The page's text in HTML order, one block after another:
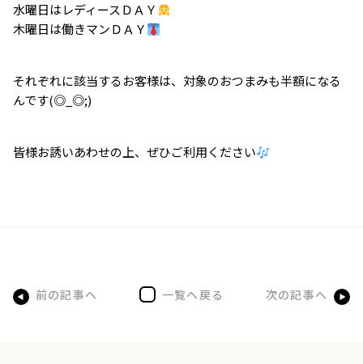
水曜日はレディースＤＡＹ
木曜日は働きマンＤＡＹ
それぞれに該当するお客様は、対象のおつまみも半額になる
んです(◎_◎;)
皆様お誘いあわせの上、ぜひご利用ください
前の記事へ 一覧へ戻る 次の記事へ